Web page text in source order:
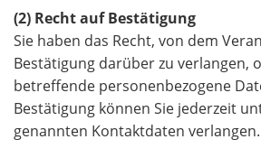
(2) Recht auf Bestätigung
Sie haben das Recht, von dem
Bestätigung darüber zu verlangen,
betreffende personenbezogene
Bestätigung können Sie jederzeit
genannten Kontaktdaten verlangen.